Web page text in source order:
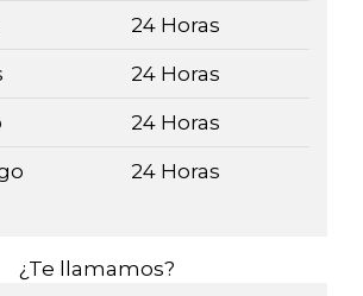
24 Horas
24 Horas
24 Horas
24 Horas
¿Te llamamos?